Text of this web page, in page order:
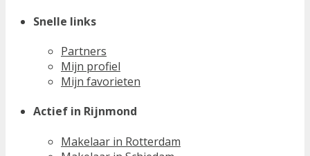
Snelle links
Partners
Mijn profiel
Mijn favorieten
Actief in Rijnmond
Makelaar in Rotterdam